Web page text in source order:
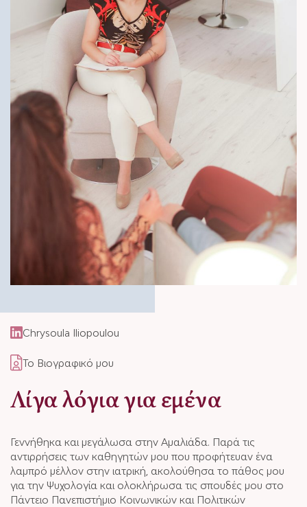
Chrysoula Iliopoulou
Το Βιογραφικό μου
Λίγα λόγια για εμένα
Γεννήθηκα και μεγάλωσα στην Αμαλιάδα. Παρά τις
αντιρρήσεις των καθηγητών μου που προφήτευαν ένα
λαμπρό μέλλον στην ιατρική, ακολούθησα το πάθος μου
για την Ψυχολογία και ολοκλήρωσα τις σπουδές μου στο
Πάντειο Πανεπιστήμιο Κοινωνικών και Πολιτικών